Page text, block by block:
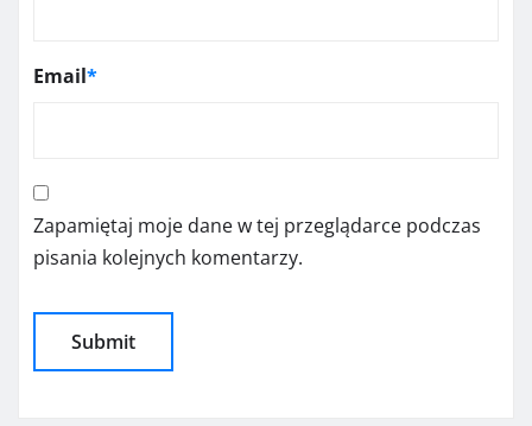
Email*
Zapamiętaj moje dane w tej przeglądarce podczas
pisania kolejnych komentarzy.